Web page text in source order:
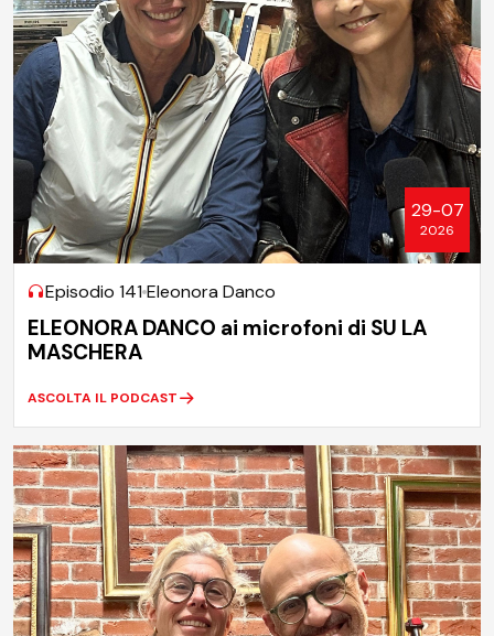
29-07
2026
Episodio 141 Eleonora Danco
ELEONORA DANCO ai microfoni di SU LA
MASCHERA
ASCOLTA IL PODCAST